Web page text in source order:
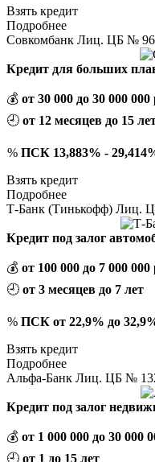
Взять кредит
Подробнее
Совкомбанк Лиц. ЦБ №
Кредит для больших
💰 от 30 000 до 30 000 000
🕘 от 12 месяцев до 15
% ПСК 13,883% -
Взять кредит
Подробнее
Т-Банк (Тинькофф) Лиц.
Кредит под залог
💰 от 100 000 до 7 000 000
🕘 от 3 месяцев до 7 лет
% ПСК от 22,9% до
Взять кредит
Подробнее
Альфа-Банк Лиц. ЦБ №
Кредит под залог
💰 от 1 000 000 до 30 000
🕘 от 1 до 15 лет